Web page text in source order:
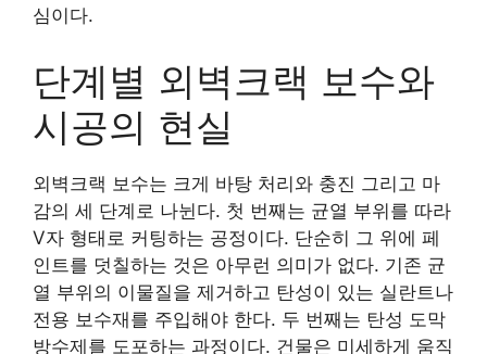
심이다.
단계별 외벽크랙 보수와
시공의 현실
외벽크랙 보수는 크게 바탕 처리와 충진 그리고 마
감의 세 단계로 나뉜다. 첫 번째는 균열 부위를 따라
V자 형태로 커팅하는 공정이다. 단순히 그 위에 페
인트를 덧칠하는 것은 아무런 의미가 없다. 기존 균
열 부위의 이물질을 제거하고 탄성이 있는 실란트나
전용 보수재를 주입해야 한다. 두 번째는 탄성 도막
방수제를 도포하는 과정이다. 건물은 미세하게 움직